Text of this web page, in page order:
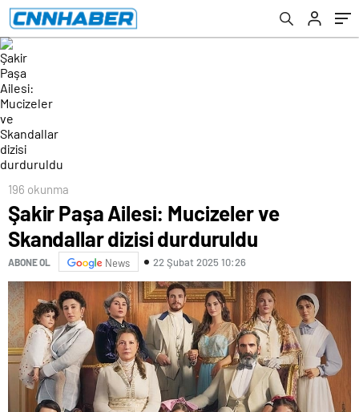
196 okunma
Şakir Paşa Ailesi: Mucizeler ve
Skandallar dizisi durduruldu
ABONE OL News 22 Şubat 2025 10:26